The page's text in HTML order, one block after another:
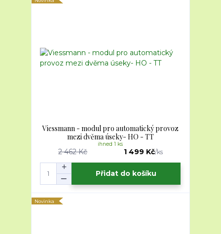
Viessmann - modul pro automatický provoz
mezi dvěma úseky- HO - TT
2 462 Kč 1 499 Kč/ks
ihned 1 ks
Přidat do košíku
Novinka